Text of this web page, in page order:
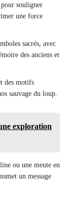
souligner
une force
sacrés, avec
des anciens et
des motifs
sauvage du loup.
exploration
ou une meute en
un message